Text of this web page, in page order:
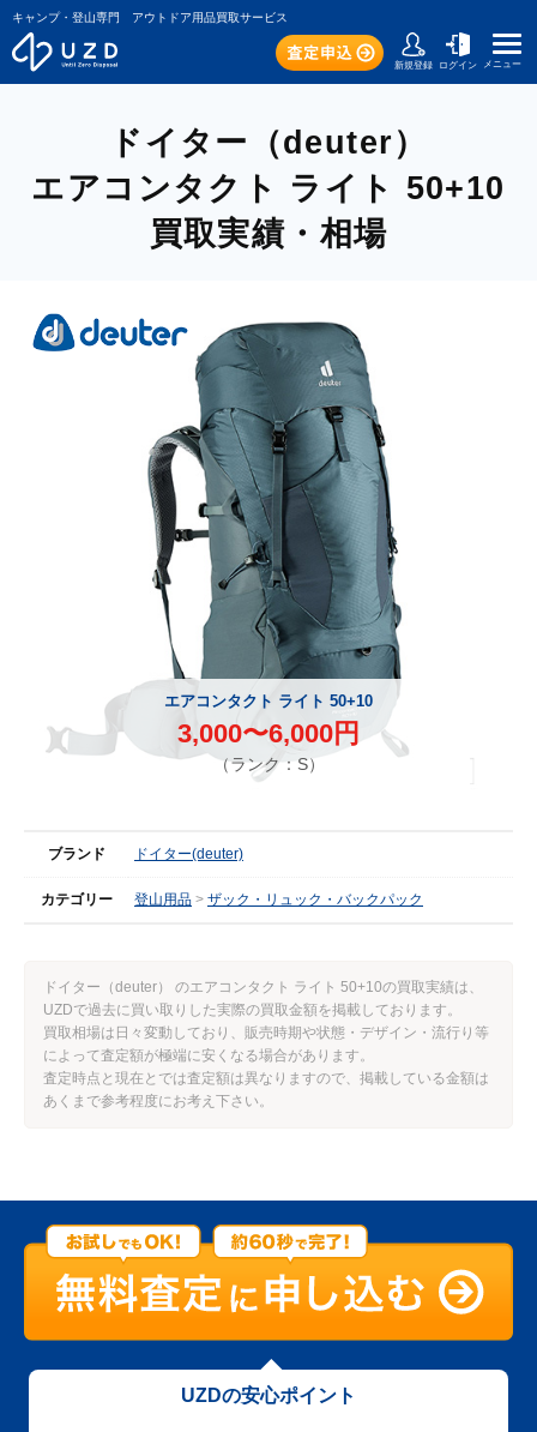
キャンプ・登山専門 アウトドア用品買取サービス
新規登録 ログイン メニュー
ドイター（deuter）
エアコンタクト ライト 50+10
買取実績・相場
エアコンタクト ライト 50+10
3,000〜6,000円
（ランク：S）
ブランド ドイター(deuter)
カテゴリー 登山用品 ザック・リュック・バックパック
ドイター（deuter） のエアコンタクト ライト 50+10の買取実績は、
UZDで過去に買い取りした実際の買取金額を掲載しております。
買取相場は日々変動しており、販売時期や状態・デザイン・流行り等
によって査定額が極端に安くなる場合があります。
査定時点と現在とでは査定額は異なりますので、掲載している金額は
あくまで参考程度にお考え下さい。
UZDの安心ポイント